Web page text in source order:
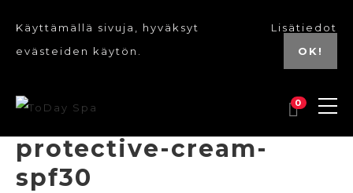
Käyttämällä sivuja, hyväksyt
evästeiden käytön.
Lisätiedot
OK!
0
protective-cream-
spf30